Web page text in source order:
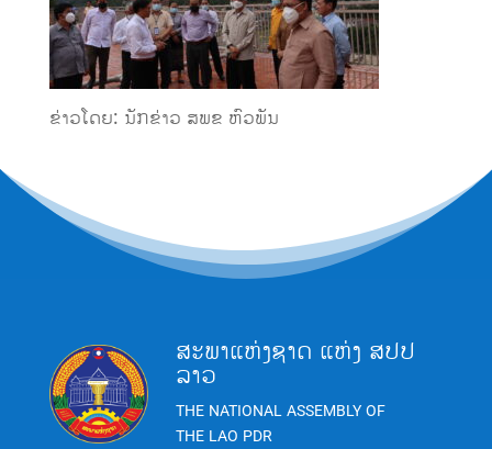
ຂ່າວໂດຍ: ນັກຂ່າວ ສພຂ ຫົວພັນ
ສະພາແຫ່ງຊາດ ແຫ່ງ ສປປ
ລາວ
THE NATIONAL ASSEMBLY OF
THE LAO PDR